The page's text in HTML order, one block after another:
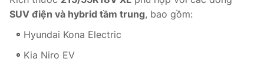
SUV điện và hybrid tầm trung, bao gồm:
Hyundai Kona Electric
Kia Niro EV